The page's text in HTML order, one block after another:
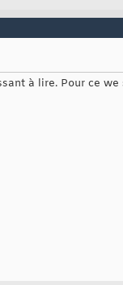
à lire. Pour ce we